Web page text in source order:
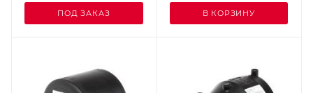
ПОД ЗАКАЗ В КОРЗИНУ